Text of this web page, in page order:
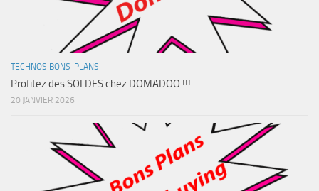
TECHNOS BONS-PLANS
Profitez des SOLDES chez DOMADOO !!!
20 JANVIER 2026